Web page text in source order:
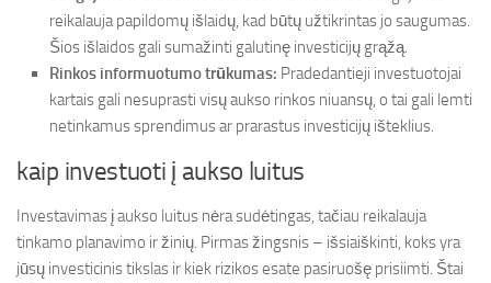
reikalauja papildomų išlaidų, kad būtų užtikrintas jo saugumas.
Šios išlaidos gali sumažinti galutinę investicijų grąžą.
Rinkos informuotumo trūkumas: Pradedantieji investuotojai
kartais gali nesuprasti visų aukso rinkos niuansų, o tai gali lemti
netinkamus sprendimus ar prarastus investicijų išteklius.
kaip investuoti į aukso luitus
Investavimas į aukso luitus nėra sudėtingas, tačiau reikalauja
tinkamo planavimo ir žinių. Pirmas žingsnis – išsiaiškinti, koks yra
jūsų investicinis tikslas ir kiek rizikos esate pasiruošę prisiimti. Štai